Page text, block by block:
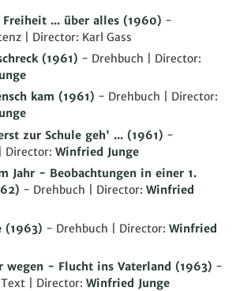
... über alles (1960) -
| Director: Karl Gass
(1961) - Drehbuch | Director:
kam (1961) - Drehbuch | Director:
zur Schule geh' ... (1961) -
Director: Winfried Junge
Jahr - Beobachtungen in einer 1.
- Drehbuch | Director: Winfried
(1963) - Drehbuch | Director: Winfried
wegen - Flucht ins Vaterland (1963) -
| Director: Winfried Junge